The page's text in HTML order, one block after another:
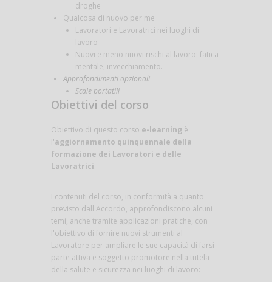
droghe
Qualcosa di nuovo per me
Lavoratori e Lavoratrici nei luoghi di
lavoro
Nuovi e meno nuovi rischi al lavoro: fatica
mentale, invecchiamento.
Approfondimenti opzionali
Scale portatili
Obiettivi del corso
Obiettivo di questo corso e-learning è
l'aggiornamento quinquennale della
formazione dei Lavoratori e delle
Lavoratrici.
I contenuti del corso, in conformità a quanto
previsto dall'Accordo, approfondiscono alcuni
temi, anche tramite applicazioni pratiche, con
l'obiettivo di fornire nuovi strumenti al
Lavoratore per ampliare le sue capacità di farsi
parte attiva e soggetto promotore nella tutela
della salute e sicurezza nei luoghi di lavoro: